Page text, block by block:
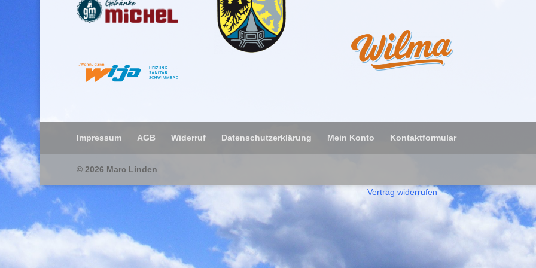
Impressum AGB Widerruf Datenschutzerklärung Mein Konto Kontaktformular
© 2026 Marc Linden
Vertrag widerrufen